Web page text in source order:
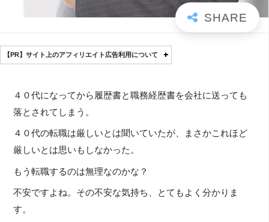
【PR】サイト上のアフィリエイト広告利用について
４０代になってから履歴書と職務経歴書を会社に送っても
落とされてしまう。
４０代の転職は厳しいとは聞いていたが、まさかこれほど
厳しいとは思いもしなかった。
もう転職するのは無理なのかな？
不安ですよね。その不安な気持ち、とてもよく分かりま
す。